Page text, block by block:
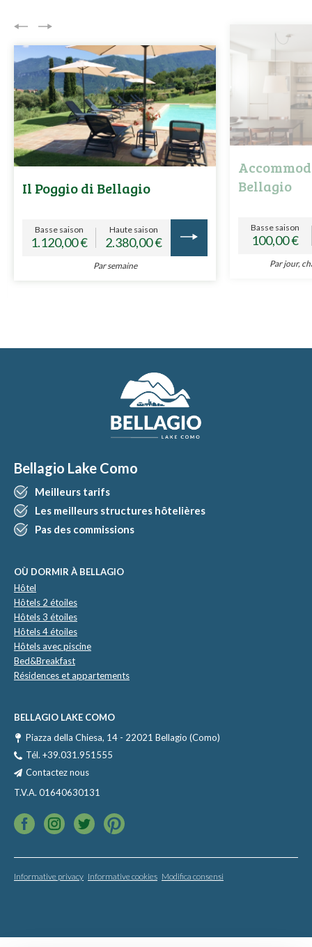
Il Poggio di Bellagio
Basse saison
1.120,00 €
Haute saison
2.380,00 €
Par semaine
Bellagio
Basse saison
100,00 €
Par jour,
Bellagio Lake Como
Meilleurs tarifs
Les meilleurs structures hôtelières
Pas des commissions
OÙ DORMIR À BELLAGIO
Hôtel
Hôtels 2 étoiles
Hôtels 3 étoiles
Hôtels 4 étoiles
Hôtels avec piscine
Bed&Breakfast
Résidences et appartements
BELLAGIO LAKE COMO
Piazza della Chiesa, 14 - 22021 Bellagio (Como)
Tél. +39.031.951555
Contactez nous
T.V.A. 01640630131
Informative privacy Informative cookies Modifica consensi